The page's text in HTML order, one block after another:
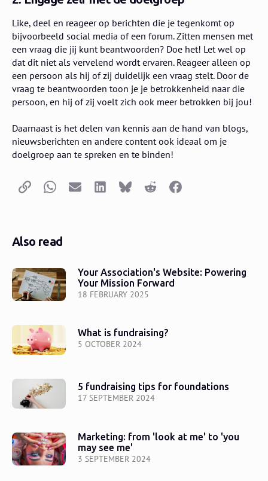
Like, deel en reageer op berichten die je tegenkomt op
bijvoorbeeld social media of een forum. Zitten mensen met
een vraag die jij kunt beantwoorden? Doe het! Let wel op
dat dit niet als vervelend wordt ervaren. Reageer alleen op
een persoon als hij of zij duidelijk een vraag stelt. Door de
vraag te beantwoorden toon je je betrokkenheid naar die
persoon, en hij of zij voelt zich ook meer betrokken bij jou!
Daarnaast is het delen van kennis aan de hand van blogs,
nieuwsberichten en andere content ook ideaal om je
doelgroep aan te spreken en te binden!
Copy linkWhatsappEmail LinkedInBlueskyReddit Facebook
Also read
18 FEBRUARY 2025
Your Association's Website: Powering
Your Mission Forward
5 OCTOBER 2024
What is fundraising?
17 SEPTEMBER 2024
5 fundraising tips for foundations
3 SEPTEMBER 2024
Marketing: from 'look at me' to 'you
may see me'